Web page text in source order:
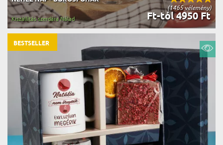
(1465 vélemény)
Ft-tól 4950 Ft
Kiszállítás szerdára Nálad
BESTSELLER